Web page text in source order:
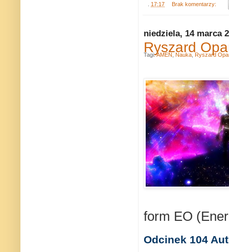
17:17 Brak komentarzy:
niedziela, 14 marca
Ryszard
form EO
Odcinek 104
Tagi:AMEN Nauka Ryszard